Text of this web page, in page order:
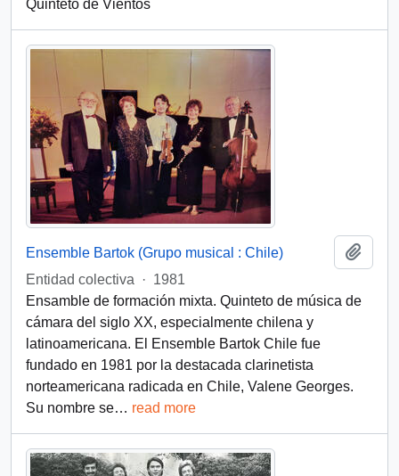
Quinteto de Vientos
Ensemble Bartok (Grupo musical : Chile)
Entidad colectiva
· 1981
Ensamble de formación mixta. Quinteto de música de
cámara del siglo XX, especialmente chilena y
latinoamericana. El Ensemble Bartok Chile fue
fundado en 1981 por la destacada clarinetista
norteamericana radicada en Chile, Valene Georges.
Su nombre se… read more